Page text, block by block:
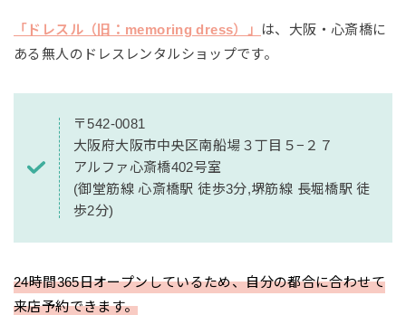
「ドレスル（旧：memoring dress）」
は、大阪・心斎橋に
ある無人のドレスレンタルショップです。
〒542-0081
大阪府大阪市中央区南船場３丁目５−２７
アルファ心斎橋402号室
(御堂筋線 心斎橋駅 徒歩3分,堺筋線 長堀橋駅 徒
歩2分)
24時間365日オープンしているため、自分の都合に合わせて
来店予約できます。